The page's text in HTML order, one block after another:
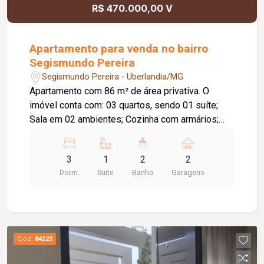
revestimentos, iluminação, louças e metais de
e granito com acabamento escovado; Persianas
integradas nos quartos, sendo motorizada na
suíte máster; Infraestrutura para ar-condicionado
nos ambientes sociais e íntimos; Paisagismo
implantado; Sistema de água quente com boiler;
Fachada moderna com concreto aparente, aço
conta com: Portaria 24 horas; Academia; Piscina;
Salão de festas; Quiosques; Quadras esportivas.
R$ 470.000,00 V
Apartamento para venda no bairro
Segismundo Pereira
Segismundo Pereira - Uberlandia/MG
Apartamento com 86 m² de área privativa. O
imóvel conta com: 03 quartos, sendo 01 suíte;
Sala em 02 ambientes; Cozinha com armários;
Banheiro social; 02 vagas de garagem; O
condomínio conta com: Elevador; Salão de festas
com espaço gourmet e churrasqueira; Gás
3
Dorm.
1
Suite
2
Banho
2
Garagens
Cód. 84223